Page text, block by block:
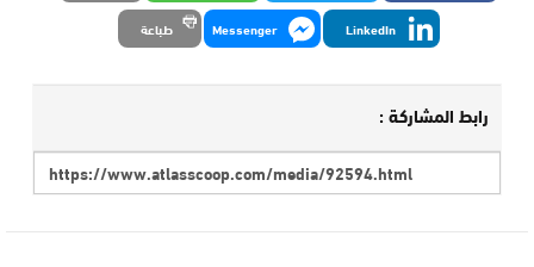
LinkedIn
Messenger طباعة
رابط المشاركة :